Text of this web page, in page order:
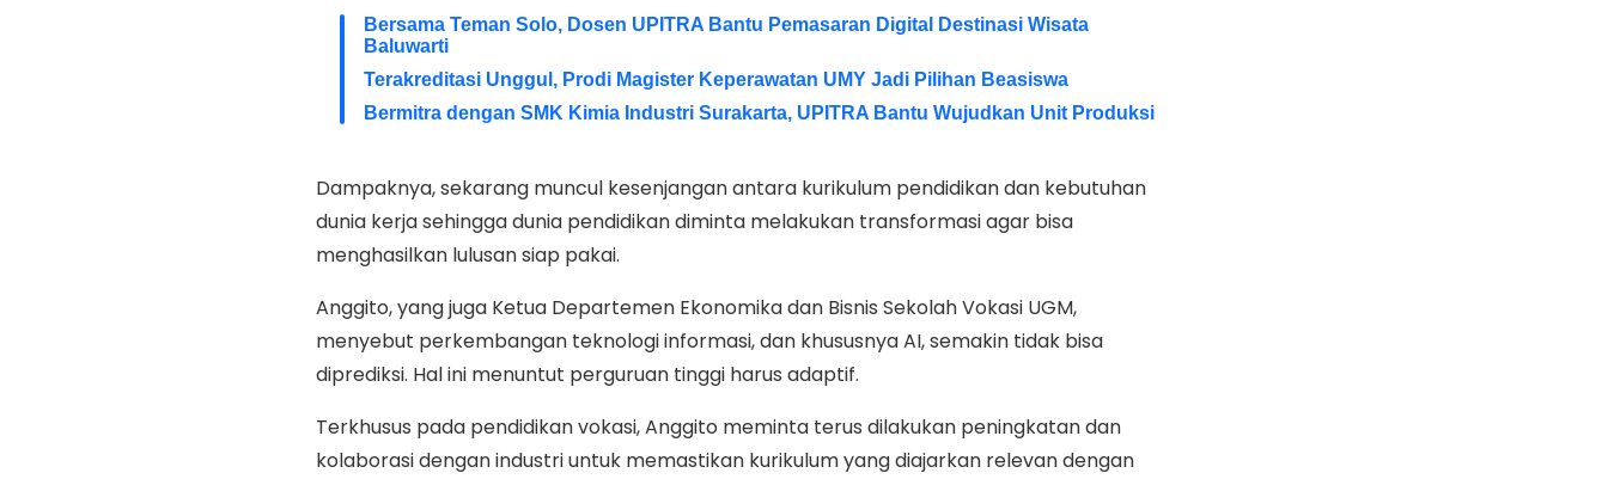
Bersama Teman Solo, Dosen UPITRA Bantu Pemasaran Digital Destinasi Wisata
Baluwarti
Terakreditasi Unggul, Prodi Magister Keperawatan UMY Jadi Pilihan Beasiswa
Bermitra dengan SMK Kimia Industri Surakarta, UPITRA Bantu Wujudkan Unit Produksi
Dampaknya, sekarang muncul kesenjangan antara kurikulum pendidikan dan kebutuhan
dunia kerja sehingga dunia pendidikan diminta melakukan transformasi agar bisa
menghasilkan lulusan siap pakai.
Anggito, yang juga Ketua Departemen Ekonomika dan Bisnis Sekolah Vokasi UGM,
menyebut perkembangan teknologi informasi, dan khususnya AI, semakin tidak bisa
diprediksi. Hal ini menuntut perguruan tinggi harus adaptif.
Terkhusus pada pendidikan vokasi, Anggito meminta terus dilakukan peningkatan dan
kolaborasi dengan industri untuk memastikan kurikulum yang diajarkan relevan dengan